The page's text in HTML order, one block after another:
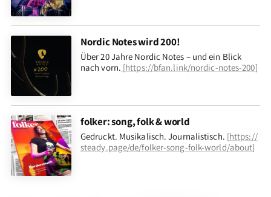
Nordic Notes wird 200!
Über 20 Jahre Nordic Notes – und ein Blick
nach vorn. [https://bfan.link/nordic-notes-200]
folker: song, folk & world
Gedruckt. Musikalisch. Journalistisch. [https://
steady.page/de/folker-song-folk-world/about]